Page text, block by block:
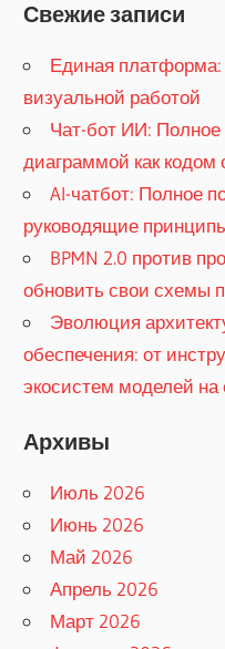
Свежие записи
Единая платформа:
визуальной работой
Чат-бот ИИ: Полное
диаграммой как кодом
AI-чатбот: Полное
руководящие
BPMN 2.0 против
обновить свои схемы
Эволюция
обеспечения: от
экосистем моделей
Архивы
Июль 2026
Июнь 2026
Май 2026
Апрель 2026
Март 2026